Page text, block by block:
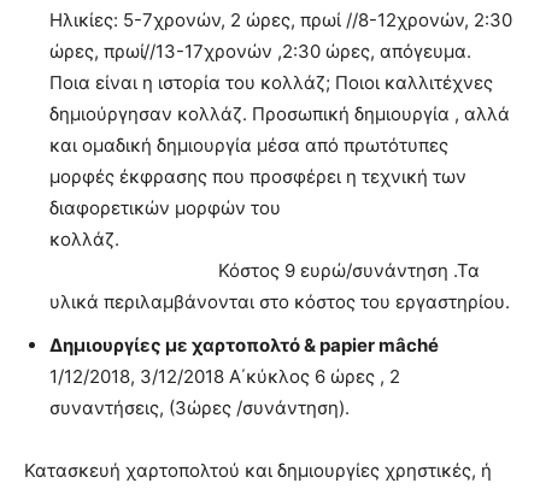
Ηλικίες: 5-7χρονών, 2 ώρες, πρωί //8-12χρονών, 2:30
ώρες, πρωί//13-17χρονών ,2:30 ώρες, απόγευμα.
Ποια είναι η ιστορία του κολλάζ; Ποιοι καλλιτέχνες
δημιούργησαν κολλάζ. Προσωπική δημιουργία , αλλά
και ομαδική δημιουργία μέσα από πρωτότυπες
μορφές έκφρασης που προσφέρει η τεχνική των
διαφορετικών μορφών του
κολλάζ.
Κόστος 9 ευρώ/συνάντηση .Τα
υλικά περιλαμβάνονται στο κόστος του εργαστηρίου.
Δημιουργίες με χαρτοπολτό & papier mâché
1/12/2018, 3/12/2018 Α΄κύκλος 6 ώρες , 2
συναντήσεις, (3ώρες /συνάντηση).
Κατασκευή χαρτοπολτού και δημιουργίες χρηστικές, ή